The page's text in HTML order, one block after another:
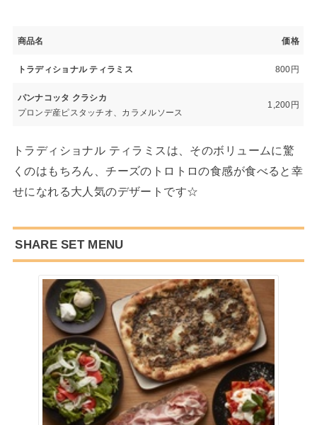
商品名 価格
トラディショナル ティラミス 800円
パンナコッタ クラシカ
プロンデ産ピスタッチオ、カラメルソース
1,200円
トラディショナル ティラミスは、そのボリュームに驚
くのはもちろん、チーズのトロトロの食感が食べると幸
せになれる大人気のデザートです☆
SHARE SET MENU